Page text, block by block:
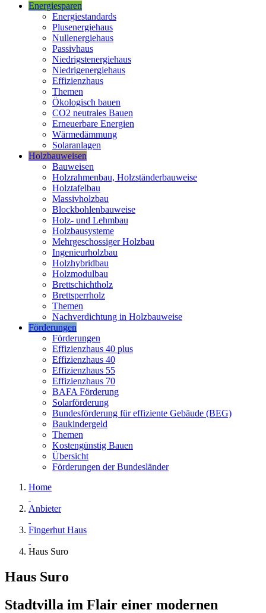
Energiesparen
Energiestandards
Plusenergiehaus
Nullenergiehaus
Passivhaus
Niedrigstenergiehaus
Niedrigenergiehaus
Effizienzhaus
Themen
Ökologisch bauen
CO2 neutrales Bauen
Erneuerbare Energien
Wärmedämmung
Solaranlagen
Holzbauweisen
Bauweisen
Holzrahmenbau, Holzständerbauweise
Holztafelbau
Massivholzbau
Blockbohlenbauweise
Holz- und Lehmbau
Holzbausysteme
Mehrgeschossiger Holzbau
Ingenieurholzbau
Holzhybridbau
Holzmodulbau
Brettschichtholz
Brettsperrholz
Themen
Nachverdichtung in Holzbauweise
Förderungen
Förderungen
Effizienzhaus 40 plus
Effizienzhaus 40
Effizienzhaus 55
Effizienzhaus 70
BAFA Förderung
Solarförderung
Bundesförderung für effiziente Gebäude (BEG)
Baukindergeld
Themen
Kostengünstig Bauen
Übersicht
Förderungen der Bundesländer
Home
Anbieter
Fingerhut Haus
Haus Suro
Haus Suro
Stadtvilla im Flair einer modernen